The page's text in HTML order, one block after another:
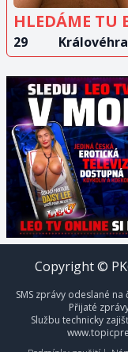
29
Copyright ©
SMS zprávy odeslané
Přijaté
Službu technicky